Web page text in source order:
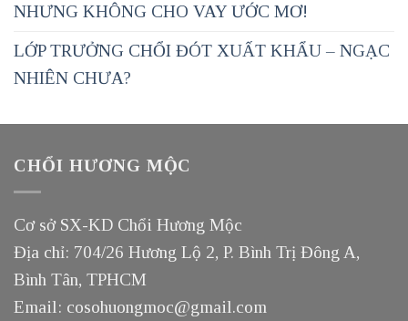
NHƯNG KHÔNG CHO VAY ƯỚC MƠ!
LỚP TRƯỞNG CHỔI ĐÓT XUẤT KHẨU – NGẠC
NHIÊN CHƯA?
CHỔI HƯƠNG MỘC
Cơ sở SX-KD Chổi Hương Mộc
Địa chỉ: 704/26 Hương Lộ 2, P. Bình Trị Đông A,
Bình Tân, TPHCM
Email: cosohuongmoc@gmail.com